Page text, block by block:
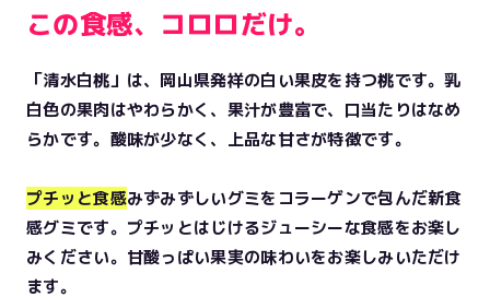
この食感、コロロだけ。
「清水白桃」は、岡山県発祥の白い果皮を持つ桃です。乳
白色の果肉はやわらかく、果汁が豊富で、口当たりはなめ
らかです。酸味が少なく、上品な甘さが特徴です。
プチッと食感みずみずしいグミをコラーゲンで包んだ新食
感グミです。プチッとはじけるジューシーな食感をお楽し
みください。甘酸っぱい果実の味わいをお楽しみいただけ
ます。